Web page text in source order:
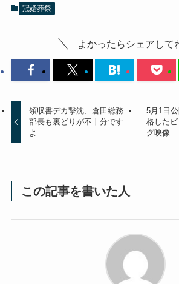
冠婚葬祭
よかったらシェアして
領収書デカ撃沈、倉田総務
部長も裏どりが不十分です
よ
5月1日
格した
グ映像
この記事を書いた人